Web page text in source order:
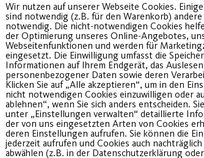
planen gerne die Feier
Kindes.
Wir nutzen auf unserer Webseite Cookies.
sind notwendig (z.B. für den Warenkorb)
notwendig. Die nicht-notwendigen Cookies
der Optimierung unseres Online-Angebotes,
Webseitenfunktionen und werden für
eingesetzt. Die Einwilligung umfasst die
Informationen auf Ihrem Endgerät, das Auslesen
personenbezogener Daten sowie deren
Klicken Sie auf „Alle akzeptieren“, um in den
nicht notwendigen Cookies einzuwilligen oder
ablehnen“, wenn Sie sich anders entscheiden.
unter „Einstellungen verwalten“ detaillierte
der von uns eingesetzten Arten von Cookies
deren Einstellungen aufrufen. Sie können die
jederzeit aufrufen und Cookies auch
abwählen (z.B. in der Datenschutzerklärung